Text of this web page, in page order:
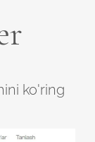
ko'ring